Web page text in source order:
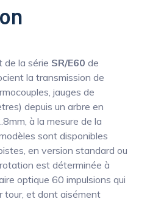
de la série SR/E60 de
la transmission de
jauges de
depuis un arbre en
à la mesure de la
sont disponibles
en version standard ou
est déterminée à
optique 60 impulsions qui
tour, et dont aisément